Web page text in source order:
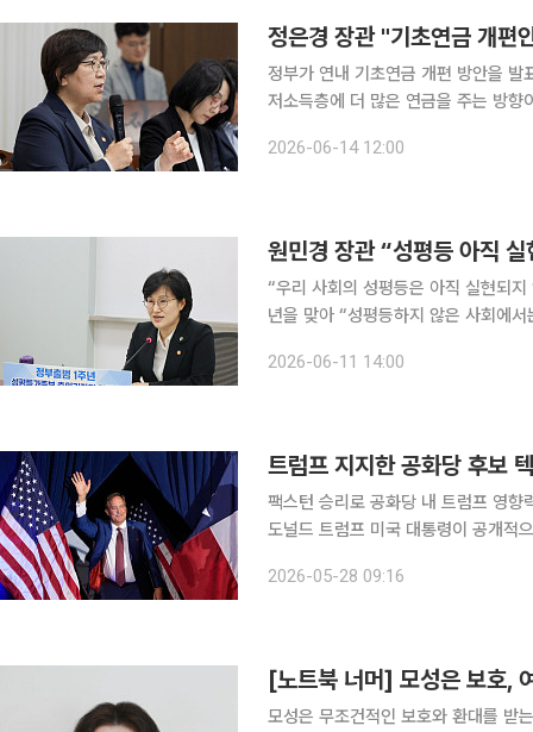
정은경 장관 "기초연금 개편
정부가 연내 기초연금 개편 방안을 발
저소득층에 더 많은 연금을 주는 방향이다. 정은경 보건복지부 장관은 11일 서울 모처에
조기에 확정하는 것이 목표”라고 말
2026-06-14 12:00
원민경 장관 “성평등 아직
“우리 사회의 성평등은 아직 실현되지 않았다.” 원민경 성평등가족부 장관은
년을 맞아 “성평등하지 않은 사회에
성 안전 강화와 고용평등공시제 도입,
2026-06-11 14:00
트럼프 지지한 공화당 후보
팩스턴 승리로 공화당 내 트럼프 영
도널드 트럼프 미국 대통령이 공개적
또 한 번의 승리이지만, 이번 결과에
2026-05-28 09:16
[노트북 너머] 모성은 보호,
모성은 무조건적인 보호와 환대를 받